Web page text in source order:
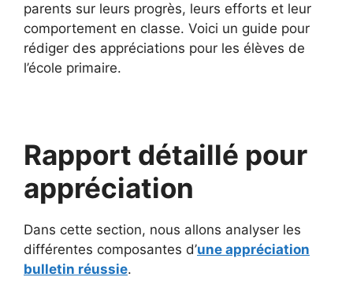
parents sur leurs progrès, leurs efforts et leur
comportement en classe. Voici un guide pour
rédiger des appréciations pour les élèves de
l’école primaire.
Rapport détaillé pour
appréciation
Dans cette section, nous allons analyser les
différentes composantes d’une appréciation
bulletin réussie.